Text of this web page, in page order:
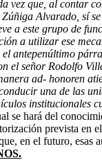
vez que, al contar
Alvarado, sí
a este grupo de
a utilizar ese
el antepenúltimo
el señor Rodolfo
ad- honoren
una de las
institucionales
se hará del
prevista
en el futuro,